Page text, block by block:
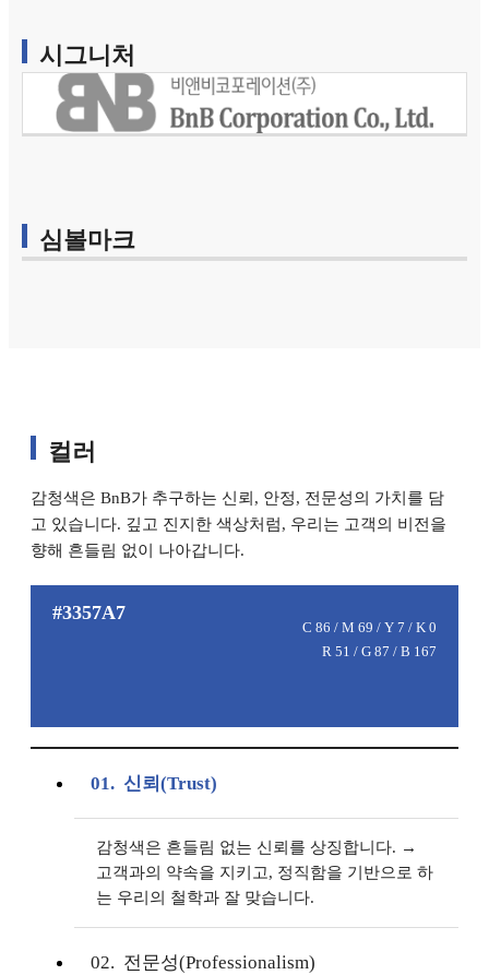
시그니처
심볼마크
컬러
고 있습니다.
향해 흔들림 없이 나아갑니다.
#3357A7
C 86 / M 69 / Y 7 / K 0
R 51 / G 87 / B 167
01. 신뢰(Trust)
는 우리의 철학과 잘 맞습니다.
02. 전문성(Professionalism)